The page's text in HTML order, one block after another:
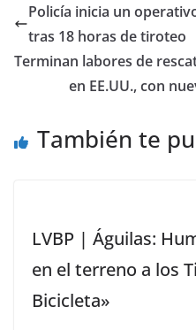
Policía inicia un
tras 18 horas de tiroteo
Terminan labores de
en EE.UU., con
También te
LVBP | Águilas:
en el terreno a los
Bicicleta»